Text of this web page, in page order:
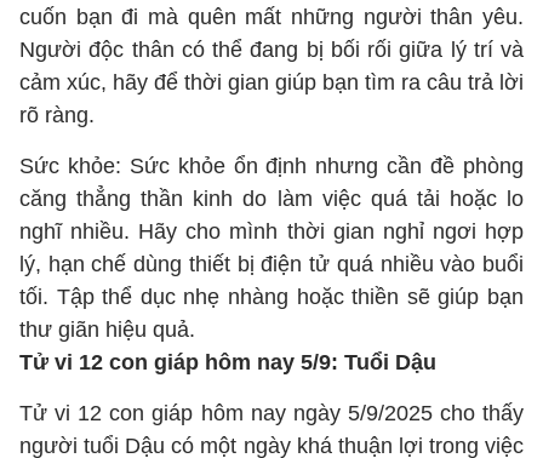
cuốn bạn đi mà quên mất những người thân yêu.
Người độc thân có thể đang bị bối rối giữa lý trí và
cảm xúc, hãy để thời gian giúp bạn tìm ra câu trả lời
rõ ràng.
Sức khỏe: Sức khỏe ổn định nhưng cần đề phòng
căng thẳng thần kinh do làm việc quá tải hoặc lo
nghĩ nhiều. Hãy cho mình thời gian nghỉ ngơi hợp
lý, hạn chế dùng thiết bị điện tử quá nhiều vào buổi
tối. Tập thể dục nhẹ nhàng hoặc thiền sẽ giúp bạn
thư giãn hiệu quả.
Tử vi 12 con giáp hôm nay 5/9: Tuổi Dậu
Tử vi 12 con giáp hôm nay ngày 5/9/2025 cho thấy
người tuổi Dậu có một ngày khá thuận lợi trong việc